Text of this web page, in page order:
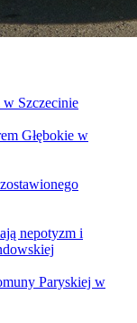
Szczecinie
Głębokie w
nepotyzm i
Paryskiej w